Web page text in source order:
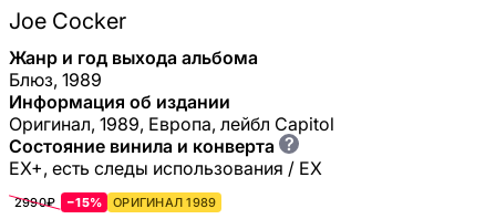
Joe Cocker
Жанр и год выхода альбома
Блюз, 1989
Информация об издании
Оригинал, 1989, Европа, лейбл Capitol
Состояние винила и конверта ?
EX+, есть следы использования / EX
2990₽ −15% ОРИГИНАЛ 1989